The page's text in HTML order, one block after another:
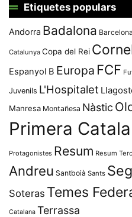
Etiquetes populars
Andorra Badalona Barcelona
Catalunya Copa del Rei
Espanyol B Europa FCF
Juvenils L'Hospitalet
Manresa Montañesa Nàstic
Primera
Protagonistes Resum Resum
Andreu Santboià Sants
Soteras Temes
Catalana Terrassa